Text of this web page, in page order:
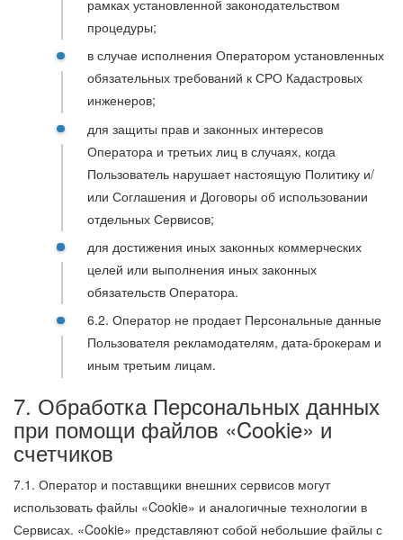
рамках установленной законодательством
процедуры;
в случае исполнения Оператором установленных
обязательных требований к СРО Кадастровых
инженеров;
для защиты прав и законных интересов
Оператора и третьих лиц в случаях, когда
Пользователь нарушает настоящую Политику и/
или Соглашения и Договоры об использовании
отдельных Сервисов;
для достижения иных законных коммерческих
целей или выполнения иных законных
обязательств Оператора.
6.2. Оператор не продает Персональные данные
Пользователя рекламодателям, дата-брокерам и
иным третьим лицам.
7. Обработка Персональных данных
при помощи файлов «Cookie» и
счетчиков
7.1. Оператор и поставщики внешних сервисов могут
использовать файлы «Cookie» и аналогичные технологии в
Сервисах. «Cookie» представляют собой небольшие файлы с